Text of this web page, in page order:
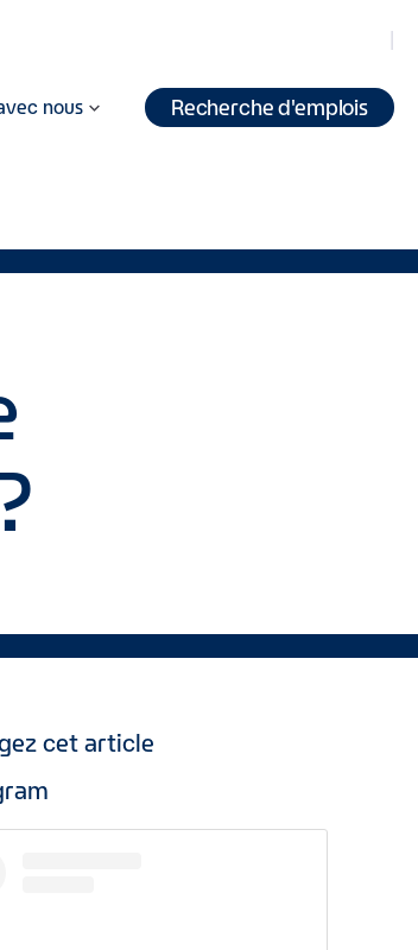
nous Recherche d'emplois
cet article